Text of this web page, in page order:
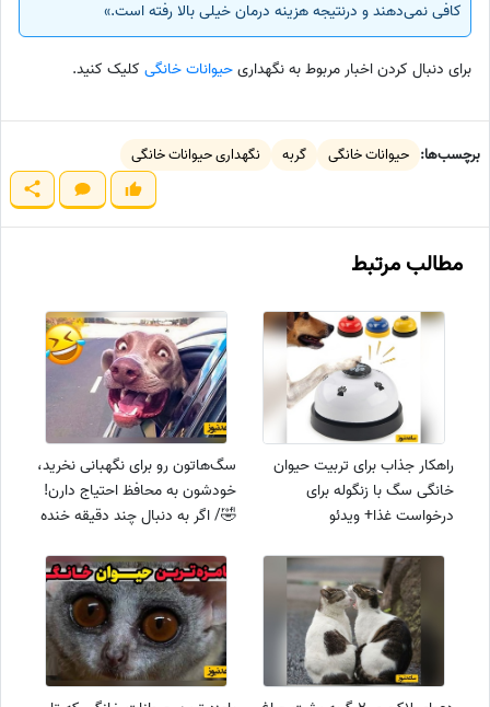
کافی نمی‌دهند و درنتیجه هزینه درمان خیلی بالا رفته است.»
برای دنبال کردن اخبار مربوط به نگهداریحیوانات خانگی کلیک کنید.
برچسب‌ها: حیوانات خانگی گربه نگهداری حیوانات خانگی
مطالب مرتبط
راهکار جذاب برای تربیت حیوان
خانگی سگ با زنگوله برای
درخواست غذا+ ویدئو
سگ‌هاتون رو برای نگهبانی نخرید،
خودشون به محافظ احتیاج دارن!
🤣/ اگر به دنبال چند دقیقه خنده
هستید با ما همراه باشید+ ویدیو